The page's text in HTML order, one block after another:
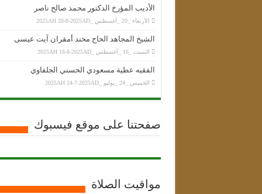
الأديب المؤرخ الدكتور محمد صالح ناصر
الأربعاء _20 _أغسطس _2025AH 20-8-2025AD
الشيخ المجاهد الحاج محند أمقران آيت عيسى
السبت _16 _أغسطس _2025AH 16-8-2025AD
الفقيه عطية مسعودي الحسني الجلفاوي
الخميس _24 _يوليو _2025AH 24-7-2025AD
صفحتنا على موقع فيسبوك
مواقيت الصلاة